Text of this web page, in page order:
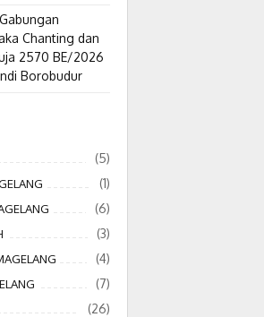
Chanting dan
2570 BE/2026
Borobudur
(5)
(1)
(6)
(3)
(4)
(7)
(26)